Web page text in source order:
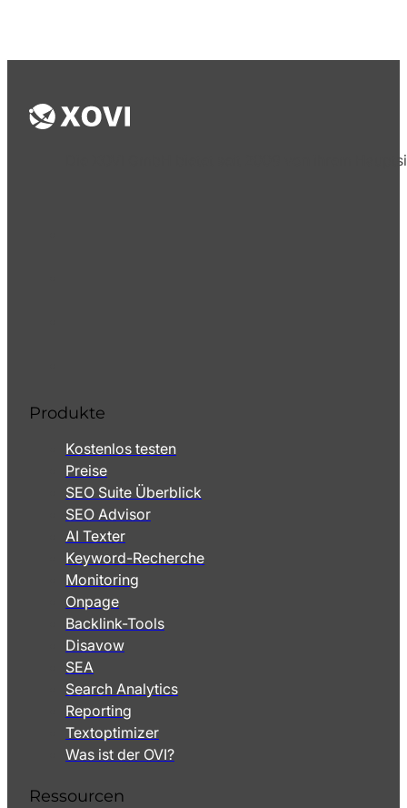
Die XOVI GmbH bietet seit 2009 von ihrem
Produkte
Kostenlos testen
Preise
SEO Suite Überblick
SEO Advisor
AI Texter
Keyword-Recherche
Monitoring
Onpage
Backlink-Tools
Disavow
SEA
Search Analytics
Reporting
Textoptimizer
Was ist der OVI?
Ressourcen